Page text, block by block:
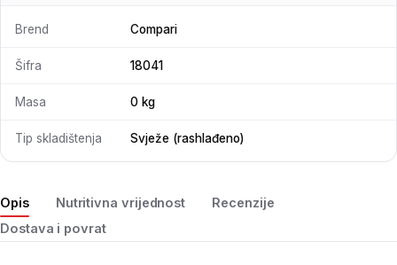
Opis Nutritivna vrijednost
Recenzije
Dostava i povrat
Brend Compari
Šifra 18041
Masa 0 kg
Tip skladištenja Svježe (rashlađeno)